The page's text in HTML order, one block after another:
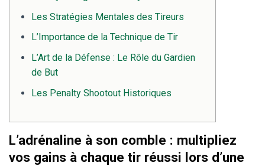
Les Stratégies Mentales des Tireurs
L’Importance de la Technique de Tir
L’Art de la Défense : Le Rôle du Gardien
de But
Les Penalty Shootout Historiques
L’adrénaline à son comble : multipliez
vos gains à chaque tir réussi lors d’une